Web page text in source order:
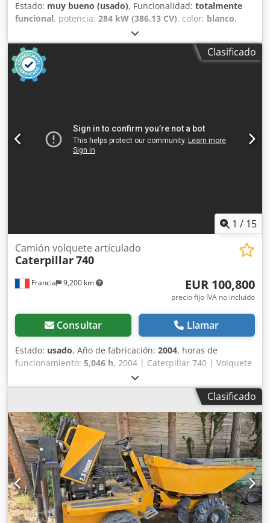
Estado: muy bueno (usado), Funcionalidad: totalmente
funcional, potencia: 284 kW (386.13 CV), color: blanco,
40,000 kg
2007, número de máquina/vehículo:CAT00735JB1N00920,
la máquina está completamente funcional Chodpfx Aeylw
Nxoiysa
Clasificado
1 / 15
Francia 9,200 km
Camión volquete articulado
Caterpillar740
EUR 100,800
precio fijo IVA no incluído
Consultar Llamar
Estado: usado, Año de fabricación: 2004, horas de
funcionamiento: 5,046 h, 2004 | Caterpillar 740 | Volquete
articulado usado | 5046 horas | 5046 km 📍Ubicación:
Francia 🚛 Entrega disponible en su destino: ¡utilice
nuestra calculadora de envío para estimar los costes de
transporte! Chjdpozc Nmkjfx Aiysa 💰 Compre ahora por
100 800 EUR o haga una oferta. Pago al momento de la
entrega disponible por una tarifa asequible (sujeto a
aprobación)* 👷‍♂️ Inspeccionado por un experto
independiente 60 puntos de inspección, 55 aprobados ✅,
4 con deficiencias ℹ️, 1 requiere atención ⚠️ 📌 Comentario
del inspector: Buen estado general 📄 ¿Quiere ver la
inspección completa, fotos adicionales o un vídeo?
Consejo: La referencia "40833 Equippo" se utiliza
Clasificado